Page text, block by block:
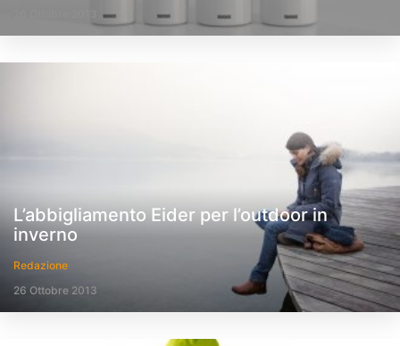
L’abbigliamento Eider per l’outdoor in
inverno
Redazione
26 Ottobre 2013